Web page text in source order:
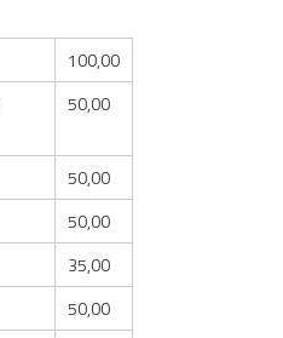
100,00
50,00
50,00
50,00
35,00
50,00